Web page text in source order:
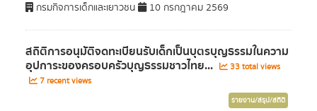
กรมกิจการเด็กและเยาวชน 10 กรกฎาคม 2569
สถิติการอนุมัติจดทะเบียนรับเด็กเป็นบุตรบุญธรรมในความ
อุปการะของครอบครัวบุญธรรมชาวไทย...
33 total views
7 recent views
รายงาน/สรุป/สถิติ